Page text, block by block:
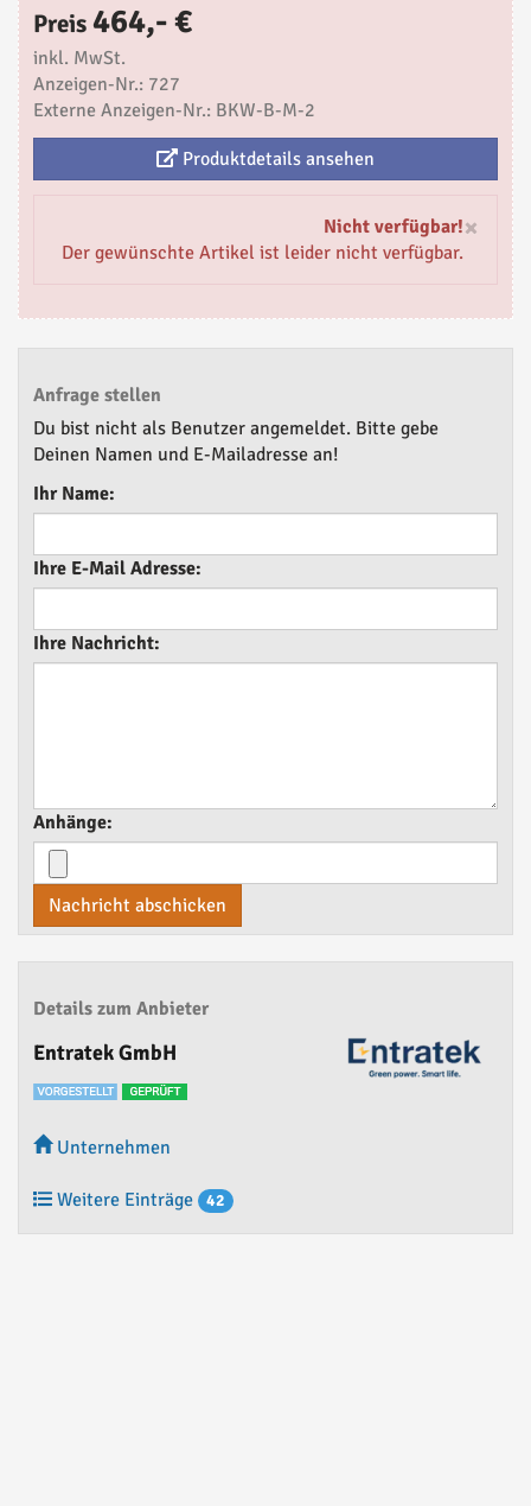
Preis464,- €
inkl. MwSt.
Anzeigen-Nr.: 727
Externe Anzeigen-Nr.: BKW-B-M-2
Produktdetails ansehen
×
Nicht verfügbar!
Der gewünschte Artikel ist leider nicht verfügbar.
Anfrage stellen
Du bist nicht als Benutzer angemeldet. Bitte gebe
Deinen Namen und E-Mailadresse an!
Ihr Name:
Ihre E-Mail Adresse:
Ihre Nachricht:
Anhänge:
Nachricht abschicken
Details zum Anbieter
Entratek GmbH
Unternehmen
Weitere Einträge 42